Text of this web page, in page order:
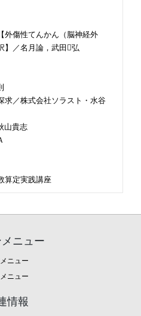
外傷性てんかん（脳神経外
】／名月論，武田弘
求／株式会社ソラスト・水谷
山貴志
算定実践講座
メニュー
ニュー
ニュー
情報